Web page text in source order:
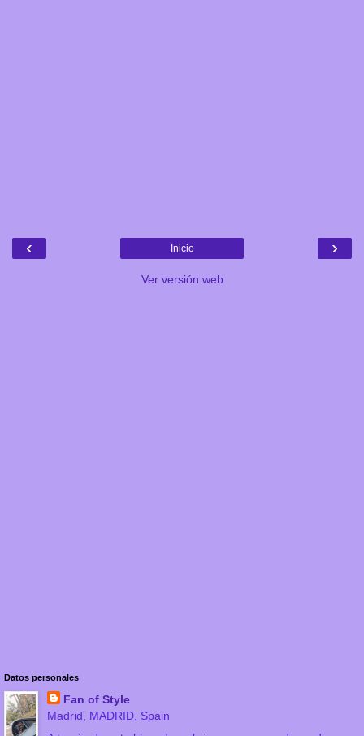
‹ ›
Inicio
Ver versión web
Datos personales
Fan of Style
Madrid, MADRID, Spain